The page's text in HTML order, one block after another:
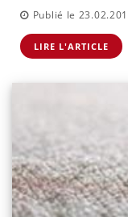
Publié le
LIRE L'ARTICLE